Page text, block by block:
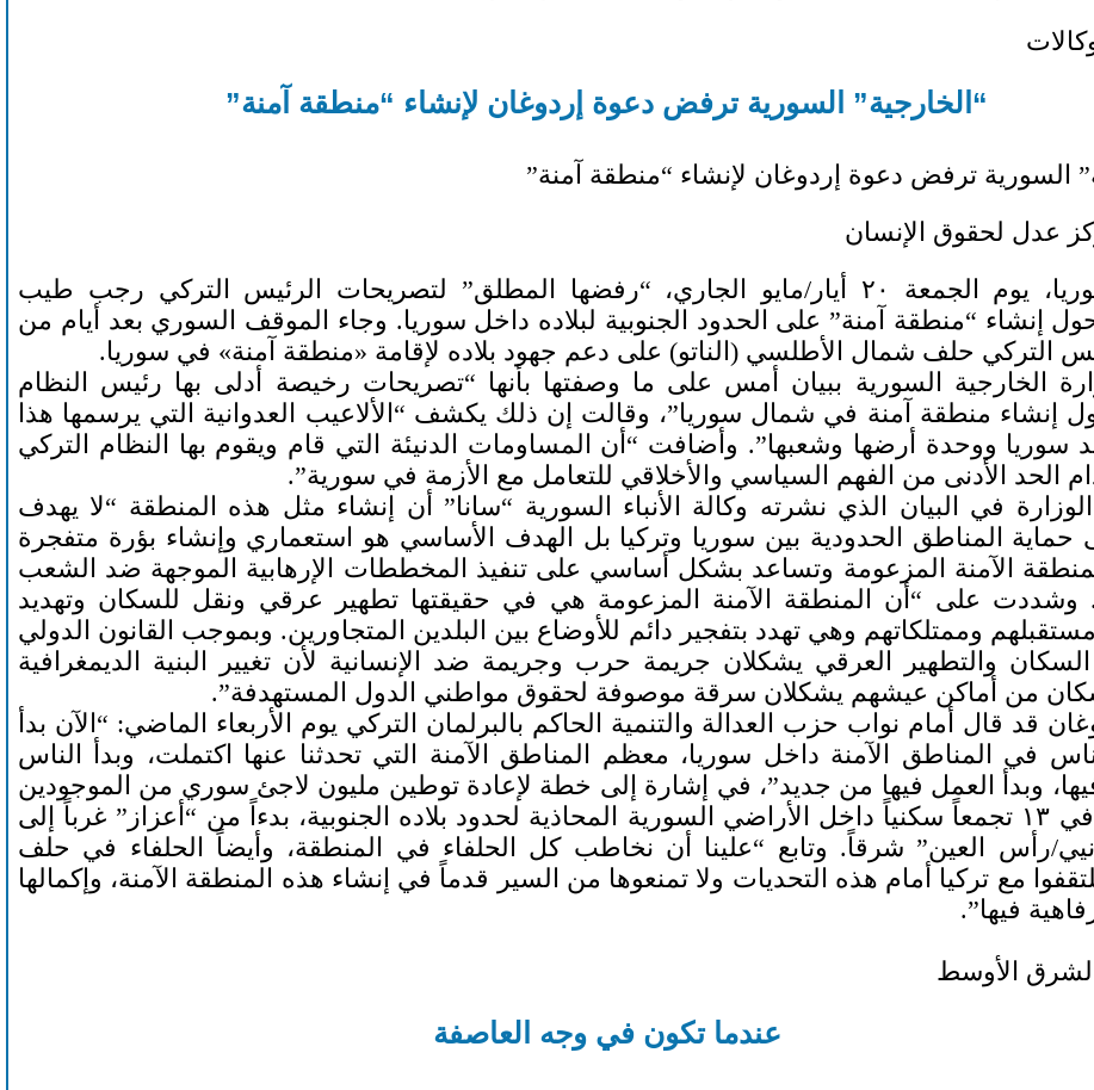
“الخارجية” السورية ترفض دعوة إردوغان لإنشاء “منطقة آمنة”
السورية ترفض دعوة إردوغان لإنشاء “منطقة آمنة”
عدل لحقوق الإنسان
أعلنت سوريا، يوم الجمعة ٢٠ أيار/مايو الجاري، “رفضها المطلق” لتصريحات الرئيس التركي رجب طيب
إنشاء “منطقة آمنة” على الحدود الجنوبية لبلاده داخل سوريا. وجاء الموقف السوري بعد أيام من
التركي حلف شمال الأطلسي (الناتو) على دعم جهود بلاده لإقامة «منطقة آمنة» في سوريا.
الخارجية السورية ببيان أمس على ما وصفتها بأنها “تصريحات رخيصة أدلى بها رئيس النظام
إنشاء منطقة آمنة في شمال سوريا”، وقالت إن ذلك يكشف “الألاعيب العدوانية التي يرسمها هذا
سوريا ووحدة أرضها وشعبها”. وأضافت “أن المساومات الدنيئة التي قام ويقوم بها النظام التركي
الحد الأدنى من الفهم السياسي والأخلاقي للتعامل مع الأزمة في سورية”.
في البيان الذي نشرته وكالة الأنباء السورية “سانا” أن إنشاء مثل هذه المنطقة “لا يهدف
حماية المناطق الحدودية بين سوريا وتركيا بل الهدف الأساسي هو استعماري وإنشاء بؤرة متفجرة
الآمنة المزعومة وتساعد بشكل أساسي على تنفيذ المخططات الإرهابية الموجهة ضد الشعب
وشددت على “أن المنطقة الآمنة المزعومة هي في حقيقتها تطهير عرقي ونقل للسكان وتهديد
وممتلكاتهم وهي تهدد بتفجير دائم للأوضاع بين البلدين المتجاورين. وبموجب القانون الدولي
والتطهير العرقي يشكلان جريمة حرب وجريمة ضد الإنسانية لأن تغيير البنية الديمغرافية
من أماكن عيشهم يشكلان سرقة موصوفة لحقوق مواطني الدول المستهدفة”.
قد قال أمام نواب حزب العدالة والتنمية الحاكم بالبرلمان التركي يوم الأربعاء الماضي: “الآن بدأ
في المناطق الآمنة داخل سوريا، معظم المناطق الآمنة التي تحدثنا عنها اكتملت، وبدأ الناس
وبدأ العمل فيها من جديد”، في إشارة إلى خطة لإعادة توطين مليون لاجئ سوري من الموجودين
في تركيا في ١٣ تجمعاً سكنياً داخل الأراضي السورية المحاذية لحدود بلاده الجنوبية، بدءاً من “أعزاز” غرباً إلى
رأس العين” شرقاً. وتابع “علينا أن نخاطب كل الحلفاء في المنطقة، وأيضاً الحلفاء في حلف
مع تركيا أمام هذه التحديات ولا تمنعوها من السير قدماً في إنشاء هذه المنطقة الآمنة، وإكمالها
فيها”.
الأوسط
عندما تكون في وجه العاصفة